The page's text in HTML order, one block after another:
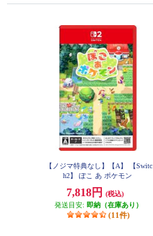
【ノジマ特典なし】【A】 【Switc
h2】 ぽこ あ ポケモン
7,818円
(税込)
発送目安: 即納（在庫あり）
(11件)